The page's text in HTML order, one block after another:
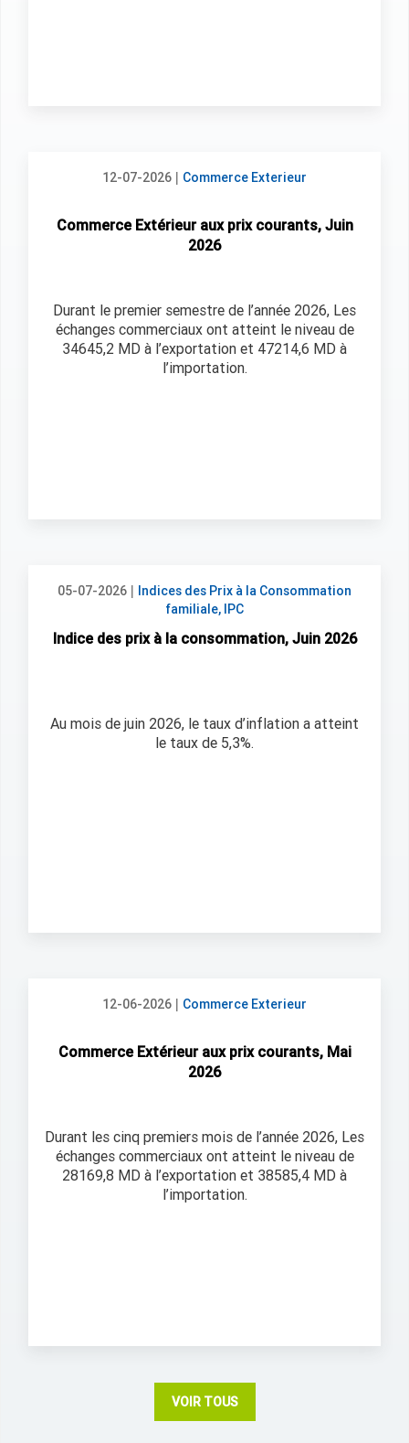
12-07-2026 | Commerce Exterieur
Commerce Extérieur aux prix courants, Juin
2026
Durant le premier semestre de l’année 2026, Les
échanges commerciaux ont atteint le niveau de
34645,2 MD à l’exportation et 47214,6 MD à
l’importation.
05-07-2026 |
Indices des Prix à la Consommation
familiale, IPC
Indice des prix à la consommation, Juin 2026
Au mois de juin 2026, le taux d’inflation a atteint
le taux de 5,3%.
12-06-2026 | Commerce Exterieur
Commerce Extérieur aux prix courants, Mai
2026
Durant les cinq premiers mois de l’année 2026, Les
échanges commerciaux ont atteint le niveau de
28169,8 MD à l’exportation et 38585,4 MD à
l’importation.
VOIR TOUS